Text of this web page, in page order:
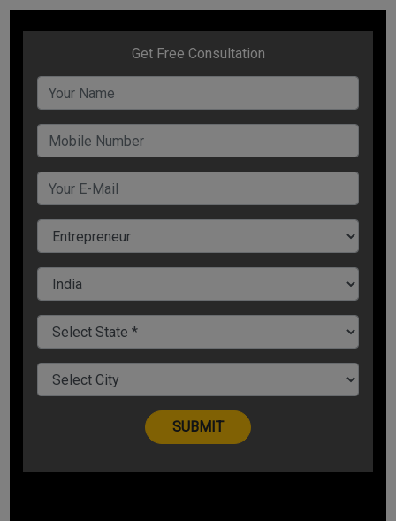
वर्तमान में देश के कई शहरों में रिलायंस रिटेल के 12 हजार से अधिक
स्टोर्स है. जिसमें करीब 64 करोड़ का फुटफॉल प्रतिवर्ष बताया जा रहा है.
नेटवर्क से देशभर के तक़रीबन 3 करोड़ किराना स्टोर्स और 12 करोड़
किसानों को जोड़ने का लक्ष्य रखा है. इसी क्रम में कंपनी ने हाल ही में
ग्रोसरी सेक्टर का ऑनलाइन स्टोर ‘जियोमार्ट’ की भी शुरुआत की है.
जियोमार्ट को हर दिन करीब 4 लाख ऑर्डर मिल रहे है.
रिलायंस इंडस्ट्रीज के चेयरमैन एवं प्रबंध निदेशक मुकेश अंबानी ने इस
साझेदारी करने के हमारे परिवर्तनकारी विचार से सिल्वर लेक अपने निवेश
के माध्यम से जुड़ा है. भारतीय रिटेल सेक्टर में भारतीय उपभोक्ताओं को
सही सर्विस मिले यही हमारा प्रयास है.
हमारा मानना है कि प्रौद्योगिकी रिटेल क्षेत्र में जरूरी बदलाव लाने में
महत्वपूर्ण साबित होगी और रिटेल इको सिस्टम से जुड़े सभी घटक एक
भारतीय रिटेल सेक्टर में हमारे विजन को आगे बढ़ाने में सिल्वर लेक
महत्वपूर्ण भागीदार होगा."
कहा कि मुकेश अंबानी और रिलायंस की टीम ने अपने प्रयासों से रिटेल